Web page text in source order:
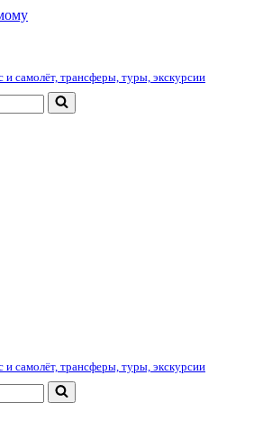
и самолёт, трансферы, туры, экскурсии
и самолёт, трансферы, туры, экскурсии